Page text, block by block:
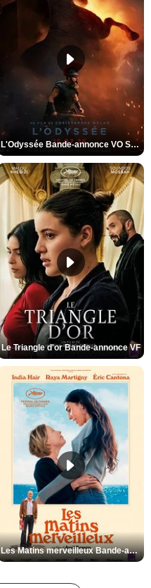
L'Odyssée Bande-annonce VO STFR
Le Triangle d'or Bande-annonce VF
Les Matins merveilleux Bande-annonce VF